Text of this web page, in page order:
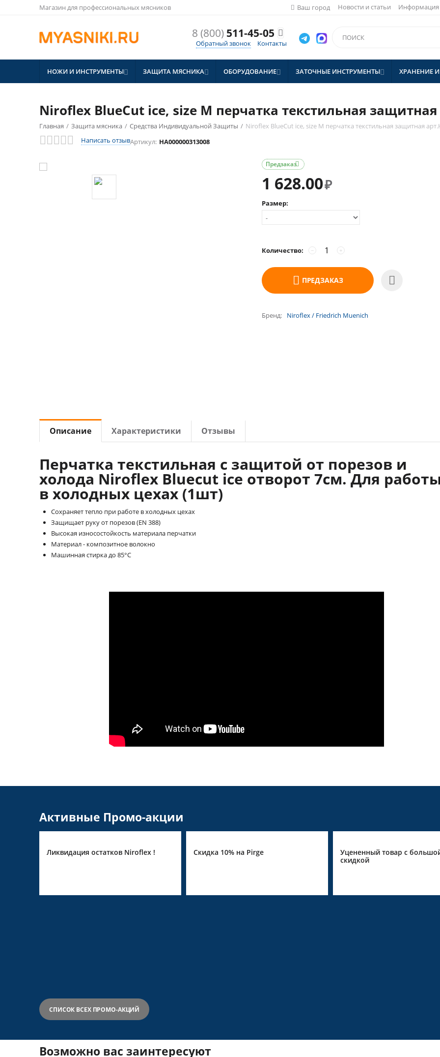
Магазин для профессиональных мясников Новости и статьи Информация
Ваш город
8 (800)511-45-05 
Обратный звонок Контакты
НОЖИ И ИНСТРУМЕНТЫ ЗАЩИТА МЯСНИКА ОБОРУДОВАНИЕ ЗАТОЧНЫЕ ИНСТРУМЕНТЫ ХРАНЕНИЕ
Niroflex BlueCut ice, size M перчатка текстильная защитная
Главная / Защита мясника / Средства Индивидуальной Защиты / Niroflex BlueCut ice, size M перчатка текстильная защитная
Написать отзывАртикул: HA000000313008

Предзаказ
1 628.00₽
Размер:
Количество: +
−
ПРЕДЗАКАЗ
Бренд Niroflex / Friedrich Muenich
Описание Характеристики Отзывы
Перчатка текстильная с защитой от порезов и
холода Niroflex Bluecut ice отворот 7см. Для
в холодных цехах (1шт)
Сохраняет тепло при работе в холодных цехах
Защищает руку от порезов (EN 388)
Высокая износостойкость материала перчатки
Материал - композитное волокно
Машинная стирка до 85°C
Активные Промо-акции
Ликвидация остатков Niroflex ! Скидка 10% на Pirge
Уцененный товар с
скидкой
СПИСОК ВСЕХ ПРОМО-АКЦИЙ
Возможно вас заинтересуют